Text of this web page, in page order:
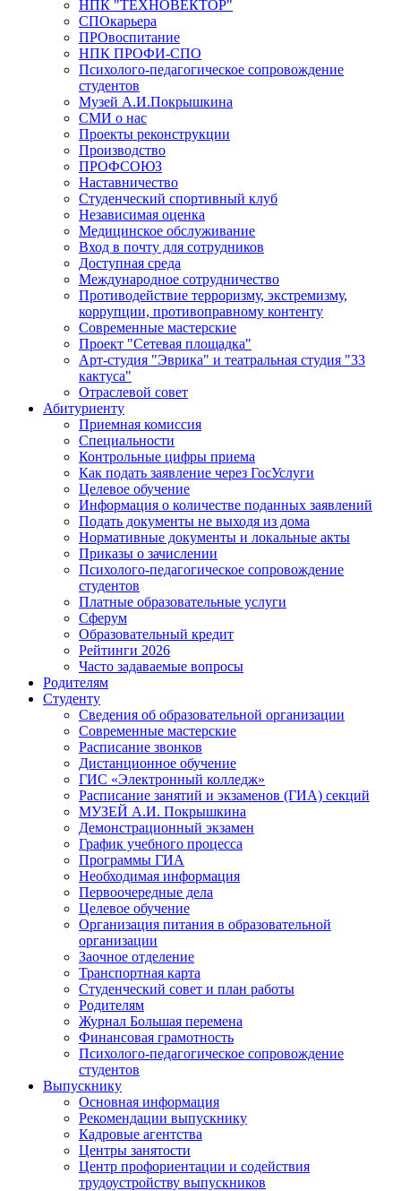
НПК "ТЕХНОВЕКТОР"
СПОкарьера
ПРОвоспитание
НПК ПРОФИ-СПО
Психолого-педагогическое сопровождение
студентов
Музей А.И.Покрышкина
СМИ о нас
Проекты реконструкции
Производство
ПРОФСОЮЗ
Наставничество
Студенческий спортивный клуб
Независимая оценка
Медицинское обслуживание
Вход в почту для сотрудников
Доступная среда
Международное сотрудничество
Противодействие терроризму, экстремизму,
коррупции, противоправному контенту
Современные мастерские
Проект "Сетевая площадка"
Арт-студия "Эврика" и театральная студия "33
кактуса"
Отраслевой совет
Абитуриенту
Приемная комиссия
Специальности
Контрольные цифры приема
Как подать заявление через ГосУслуги
Целевое обучение
Информация о количестве поданных заявлений
Подать документы не выходя из дома
Нормативные документы и локальные акты
Приказы о зачислении
Психолого-педагогическое сопровождение
студентов
Платные образовательные услуги
Сферум
Образовательный кредит
Рейтинги 2026
Часто задаваемые вопросы
Родителям
Студенту
Сведения об образовательной организации
Современные мастерские
Расписание звонков
Дистанционное обучение
ГИС «Электронный колледж»
Расписание занятий и экзаменов (ГИА) секций
МУЗЕЙ А.И. Покрышкина
Демонстрационный экзамен
График учебного процесса
Программы ГИА
Необходимая информация
Первоочередные дела
Целевое обучение
Организация питания в образовательной
организации
Заочное отделение
Транспортная карта
Студенческий совет и план работы
Родителям
Журнал Большая перемена
Финансовая грамотность
Психолого-педагогическое сопровождение
студентов
Выпускнику
Основная информация
Рекомендации выпускнику
Кадровые агентства
Центры занятости
Центр профориентации и содействия
трудоустройству выпускников